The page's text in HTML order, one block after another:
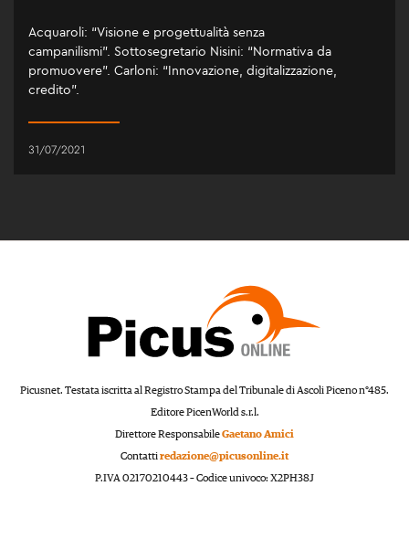
Acquaroli: “Visione e progettualità senza
campanilismi”. Sottosegretario Nisini: “Normativa da
promuovere”. Carloni: “Innovazione, digitalizzazione,
credito”.
31/07/2021
Picusnet. Testata iscritta al Registro Stampa del Tribunale di Ascoli Piceno n°485.
Editore PicenWorld s.r.l.
Direttore ResponsabileGaetano Amici
Contattiredazione@picusonline.it
P.IVA 02170210443 – Codice univoco: X2PH38J